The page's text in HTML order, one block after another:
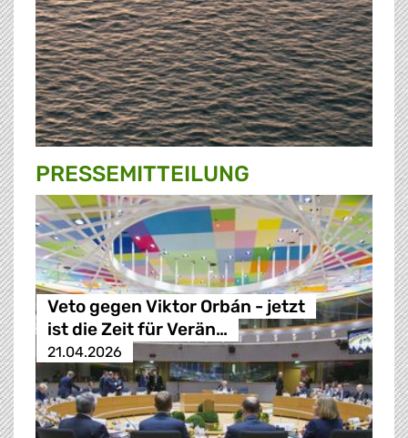
PRESSE­MITTEILUNG
Veto gegen Viktor Orbán - jetzt
ist die Zeit für Verän…
21.04.2026